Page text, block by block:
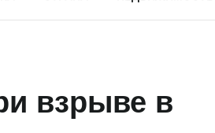
взрыве в